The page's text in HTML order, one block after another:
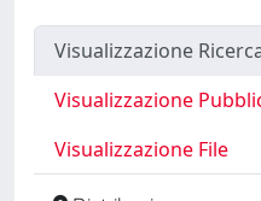
Visualizzazione
Visualizzazione
Visualizzazione File